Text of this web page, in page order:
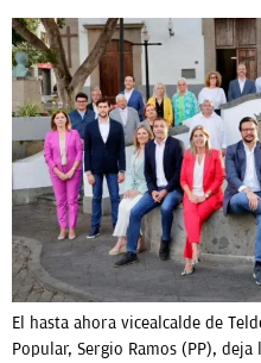
El hasta ahora vicealcalde de
Popular, Sergio Ramos (PP),